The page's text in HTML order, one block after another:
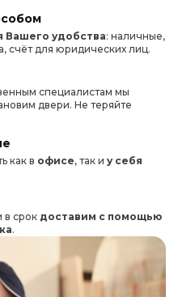
Вашего удобства: наличные,
счёт для юридических лиц.
специалистам мы
двери. Не теряйте
как в офисе, так и у себя
в срок доставим с помощью
.